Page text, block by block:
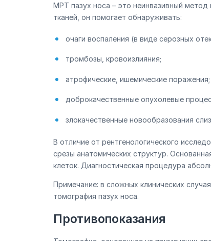
МРТ пазух носа – это неинвазивный
тканей, он помогает обнаруживать:
очаги воспаления (в виде серозных
тромбозы, кровоизлияния;
атрофические, ишемические поражения;
доброкачественные опухолевые
злокачественные новообразования
В отличие от рентгенологического
срезы анатомических структур.
клеток. Диагностическая процедура
Примечание: в сложных клинических
томография пазух носа.
Противопоказания